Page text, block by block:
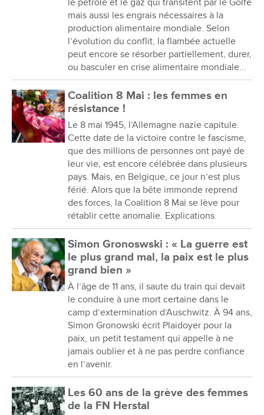
mais aussi les engrais nécessaires à la
production alimentaire mondiale. Selon
l’évolution du conflit, la flambée actuelle
peut encore se résorber partiellement, durer,
ou basculer en crise alimentaire mondiale...
Coalition 8 Mai : les femmes en
résistance !
Le 8 mai 1945, l’Allemagne nazie capitule.
Cette date de la victoire contre le fascisme,
que des millions de personnes ont payé de
leur vie, est encore célébrée dans plusieurs
pays. Mais, en Belgique, ce jour n’est plus
férié. Alors que la bête immonde reprend
des forces, la Coalition 8 Mai se lève pour
rétablir cette anomalie. Explications.
Simon Gronoswski : « La guerre est
le plus grand mal, la paix est le plus
grand bien »
À l’âge de 11 ans, il saute du train qui devait
le conduire à une mort certaine dans le
camp d’extermination d’Auschwitz. À 94 ans,
Simon Gronowski écrit Plaidoyer pour la
paix, un petit testament qui appelle à ne
jamais oublier et à ne pas perdre confiance
en l’avenir.
Les 60 ans de la grève des femmes
de la FN Herstal